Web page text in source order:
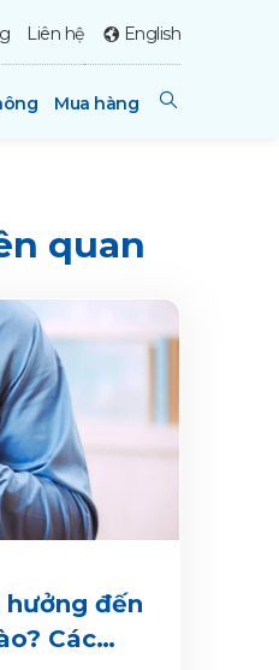
Liên hệ English
Mua hàng
quan
hưởng đến
Các